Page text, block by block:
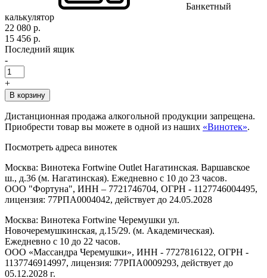
Банкетный
калькулятор
22 080 р.
15 456 р.
Последний ящик
-
+
В корзину
Дистанционная продажа алкогольной продукции запрещена.
Приобрести товар вы можете в одной из наших «Винотек».
Посмотреть адреса винотек
Москва: Винотека Fortwine Outlet Нагатинская. Варшавское
ш., д.36 (м. Нагатинская). Ежедневно с 10 до 23 часов.
ООО "Фортуна", ИНН – 7721746704, ОГРН - 1127746004495,
лицензия: 77РПА0004042, действует до 24.05.2028
Москва: Винотека Fortwine Черемушки ул.
Новочеремушкинская, д.15/29. (м. Академическая).
Ежедневно с 10 до 22 часов.
ООО «Массандра Черемушки», ИНН - 7727816122, ОГРН -
1137746914997, лицензия: 77РПА0009293, действует до
05.12.2028 г.